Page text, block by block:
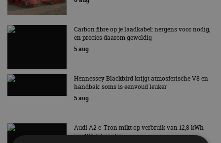
Carbon fibre op je laadkabel: nergens voor nodig,
en precies daarom geweldig
5 aug
Hennessey Blackbird krijgt atmosferische V8 en
handbak: soms is eenvoud leuker
5 aug
Audi A2 e-Tron mikt op verbruik van 12,8 kWh
per 100 kilometer